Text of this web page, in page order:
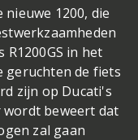
1200, die
in het
geruchten de fiets
zijn op Ducati's
wordt beweert dat
zal gaan